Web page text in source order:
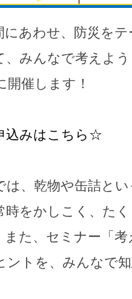
にあわせ、防災を
、みんなで考えよ
開催します！
込みはこちら☆
は、乾物や缶詰と
時をかしこく、た
た、セミナー「
ントを、みんなで